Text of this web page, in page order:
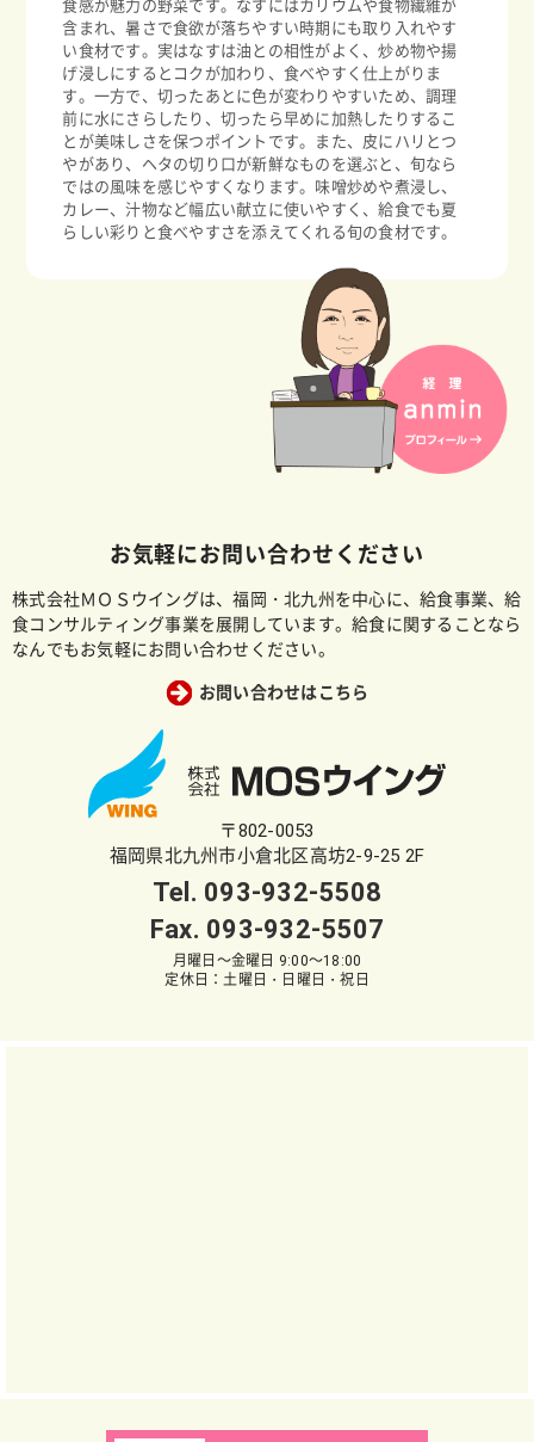
食感が魅力の野菜です。なすにはカリウムや食物繊維が
含まれ、暑さで食欲が落ちやすい時期にも取り入れやす
い食材です。実はなすは油との相性がよく、炒め物や揚
げ浸しにするとコクが加わり、食べやすく仕上がりま
す。一方で、切ったあとに色が変わりやすいため、調理
前に水にさらしたり、切ったら早めに加熱したりするこ
とが美味しさを保つポイントです。また、皮にハリとつ
やがあり、ヘタの切り口が新鮮なものを選ぶと、旬なら
ではの風味を感じやすくなります。味噌炒めや煮浸し、
カレー、汁物など幅広い献立に使いやすく、給食でも夏
らしい彩りと食べやすさを添えてくれる旬の食材です。
お気軽にお問い合わせください
株式会社ＭＯＳウイングは、福岡・北九州を中心に、給食事業、給
食コンサルティング事業を展開しています。給食に関することなら
なんでもお気軽にお問い合わせください。
お問い合わせはこちら
〒802-0053
福岡県北九州市小倉北区高坊2-9-25 2F
Tel. 093-932-5508
Fax. 093-932-5507
月曜日～金曜日 9:00～18:00
定休日：土曜日・日曜日・祝日